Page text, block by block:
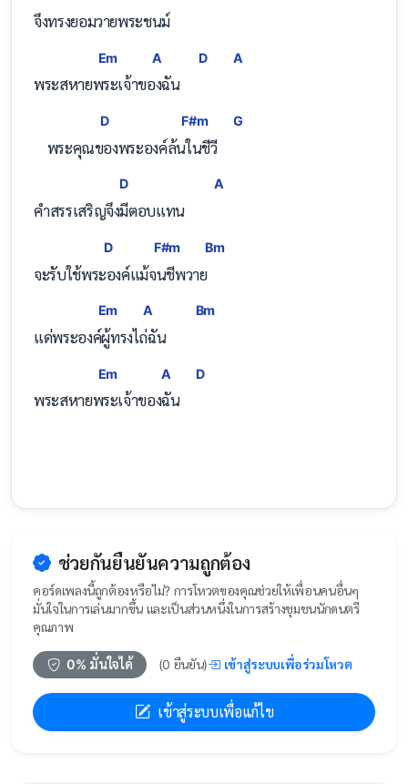
จึงทรงยอมวายพระชนม์
พระสหาย
Em
พระเจ้าข
A
องฉัน
D A
    พระคุณ
D
ของพระองค์ล้
F#m
นในชีวี
G
คำสรรเสริญจึ
D
งมีตอบแทน
A
จะรับใช้พร
D
ะองค์แม้
F#m
จนชีพวา
Bm
ย
แด่พระอง
Em
ค์ผู้ท
A
รงไถ่ฉั
Bm
น
พระสหาย
Em
พระเจ้าขอ
A
งฉัน
D
ช่วยกันยืนยันความถูกต้อง
คอร์ดเพลงนี้ถูกต้องหรือไม่? การโหวตของคุณช่วยให้เพื่อนคนอื่นๆ
มั่นใจในการเล่นมากขึ้น และเป็นส่วนหนึ่งในการสร้างชุมชนนักดนตรี
คุณภาพ
0% มั่นใจได้ (0 ยืนยัน) เข้าสู่ระบบเพื่อร่วมโหวต
เข้าสู่ระบบเพื่อแก้ไข